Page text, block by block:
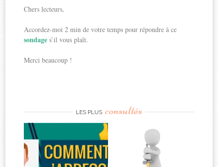
Chers lecteurs,
Accordez-moi 2 min de votre temps pour répondre à ce
sondages’il vous plaît.
Merci beaucoup !
LES PLUS consultés